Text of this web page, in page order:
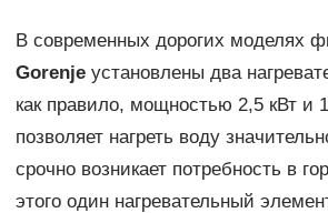
В современных дорогих моделях
Gorenjeустановлены два
как правило, мощностью 2,5 кВт и
позволяет нагреть воду
срочно возникает потребность в
этого один нагревательный